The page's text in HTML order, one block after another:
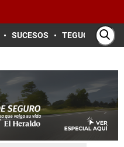
SUCESOS TEGUCIGALPA